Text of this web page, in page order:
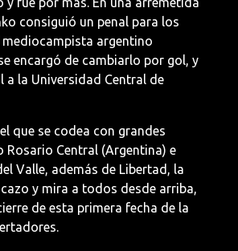
consiguió un penal para los
mediocampista argentino
encargó de cambiarlo por gol, y
a la Universidad Central de
que se codea con grandes
Rosario Central (Argentina) e
Valle, además de Libertad, la
y mira a todos desde arriba,
de esta primera fecha de la